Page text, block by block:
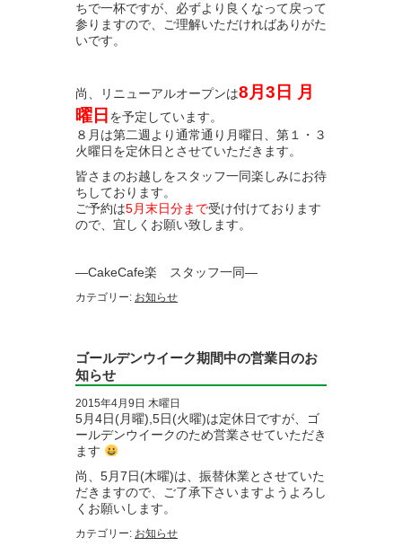
ちで一杯ですが、必ずより良くなって戻って
参りますので、ご理解いただければありがた
いです。
尚、リニューアルオープンは8月3日 月
曜日 を予定しています。
８月は第二週より通常通り月曜日、第１・３
火曜日を定休日とさせていただきます。
皆さまのお越しをスタッフ一同楽しみにお待
ちしております。
ご予約は5月末日分まで受け付けております
ので、宜しくお願い致します。
―CakeCafe楽 スタッフ一同―
カテゴリー: お知らせ
ゴールデンウイーク期間中の営業日のお
知らせ
2015年4月9日 木曜日
5月4日(月曜),5日(火曜)は定休日ですが、ゴ
ールデンウイークのため営業させていただき
ます
尚、5月7日(木曜)は、振替休業とさせていた
だきますので、ご了承下さいますようよろし
くお願いします。
カテゴリー: お知らせ